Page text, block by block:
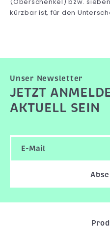
kürzbar ist, für den
Unser Newsletter
JETZT
AKTUELL SEIN